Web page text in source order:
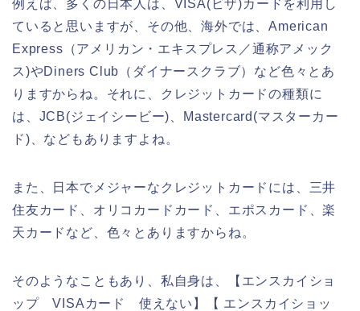
例えば、多くの日本人は、VISA(ビザ)カードを利用し
ていると思いますが、その他、海外では、American
Express（アメリカン・エキスプレス／通称アメック
ス)やDiners Club（ダイナースクラブ）など色々とあ
りますからね。それに、クレジットカードの種類に
は、JCB(ジェイシービー)、Mastercard(マスターカー
ド)、などもありますよね。
また、日本でメジャーなクレジットカードには、三井
住友カード、オリコカードカード、エポスカード、楽
天カードなど、色々とありますからね。
そのようなこともあり、私自身は、【エンスカイショ
ップ VISAカード 使えない】【 エンスカイショッ